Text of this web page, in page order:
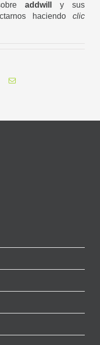
addwill
y sus
haciendo clic
Correo